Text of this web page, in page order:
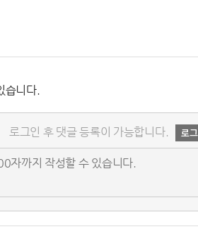
습니다.
로그인 후 댓글 등록이 가능합니다.